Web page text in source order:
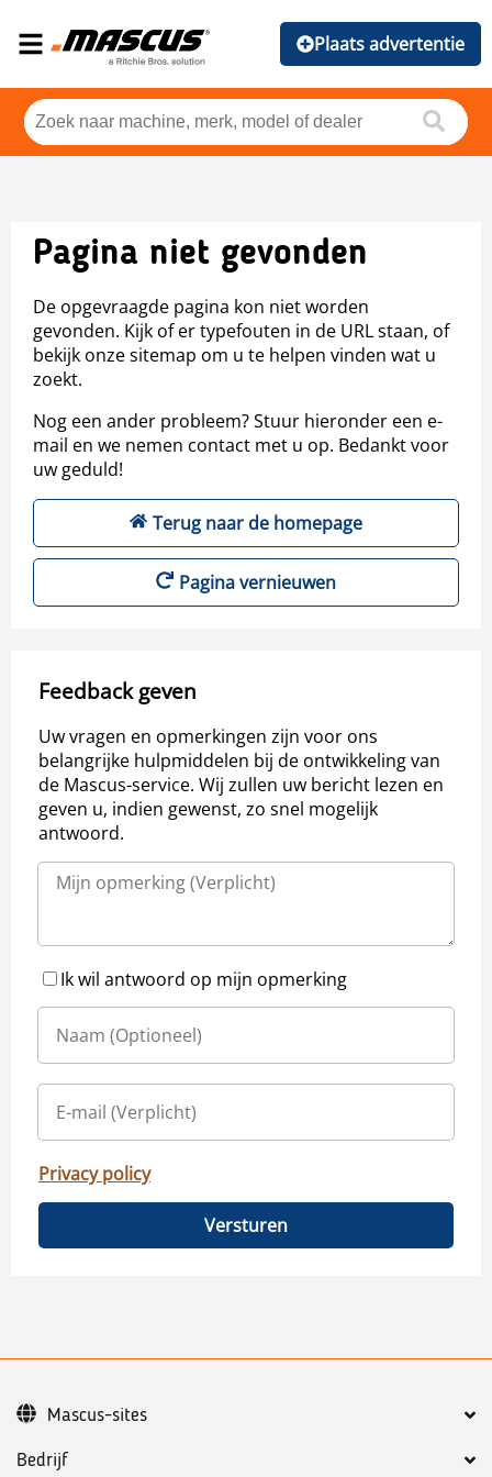
Plaats advertentie
Pagina niet gevonden
De opgevraagde pagina kon niet worden
gevonden. Kijk of er typefouten in de URL staan, of
bekijk onze sitemap om u te helpen vinden wat u
zoekt.
Nog een ander probleem? Stuur hieronder een e-
mail en we nemen contact met u op. Bedankt voor
uw geduld!
Terug naar de homepage
Pagina vernieuwen
Feedback geven
Uw vragen en opmerkingen zijn voor ons
belangrijke hulpmiddelen bij de ontwikkeling van
de Mascus-service. Wij zullen uw bericht lezen en
geven u, indien gewenst, zo snel mogelijk
antwoord.
Ik wil antwoord op mijn opmerking
Privacy policy
Versturen
Bedrijf
Mascus-sites